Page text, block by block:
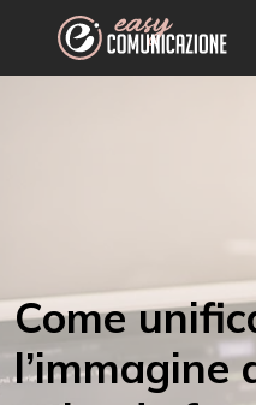
Come
l’immagine